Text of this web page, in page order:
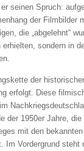
seinen Spruch:
der Filmbilder
die „abgelehnt“
sondern in
der
erfolgt. Diese
der 1950er Jahre, die
mit den
Im Vordergrund steht